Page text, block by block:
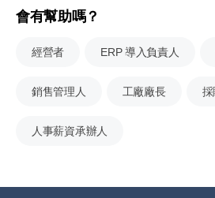
會有幫助嗎？
經營者 ERP 導入負責人
銷售管理人 工廠廠長 採
人事薪資承辦人